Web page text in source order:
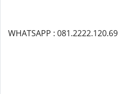
WHATSAPP : 081.2222.120.69